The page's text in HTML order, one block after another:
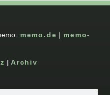
memo.de | memo-
| Archiv